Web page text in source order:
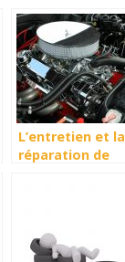
L’entretien et la
réparation de